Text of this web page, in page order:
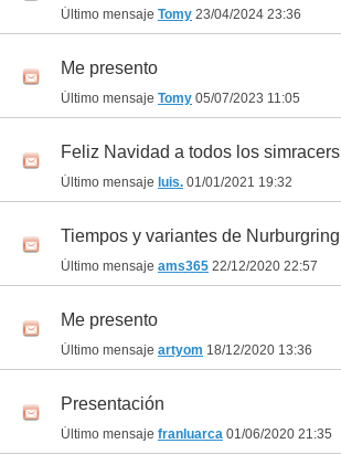
Último mensaje Tomy 23/04/2024 23:36
Me presento
Último mensaje Tomy 05/07/2023 11:05
Feliz Navidad a todos los simracers
Último mensaje luis. 01/01/2021 19:32
Tiempos y variantes de Nurburgring
Último mensaje ams365 22/12/2020 22:57
Me presento
Último mensaje artyom 18/12/2020 13:36
Presentación
Último mensaje franluarca 01/06/2020 21:35